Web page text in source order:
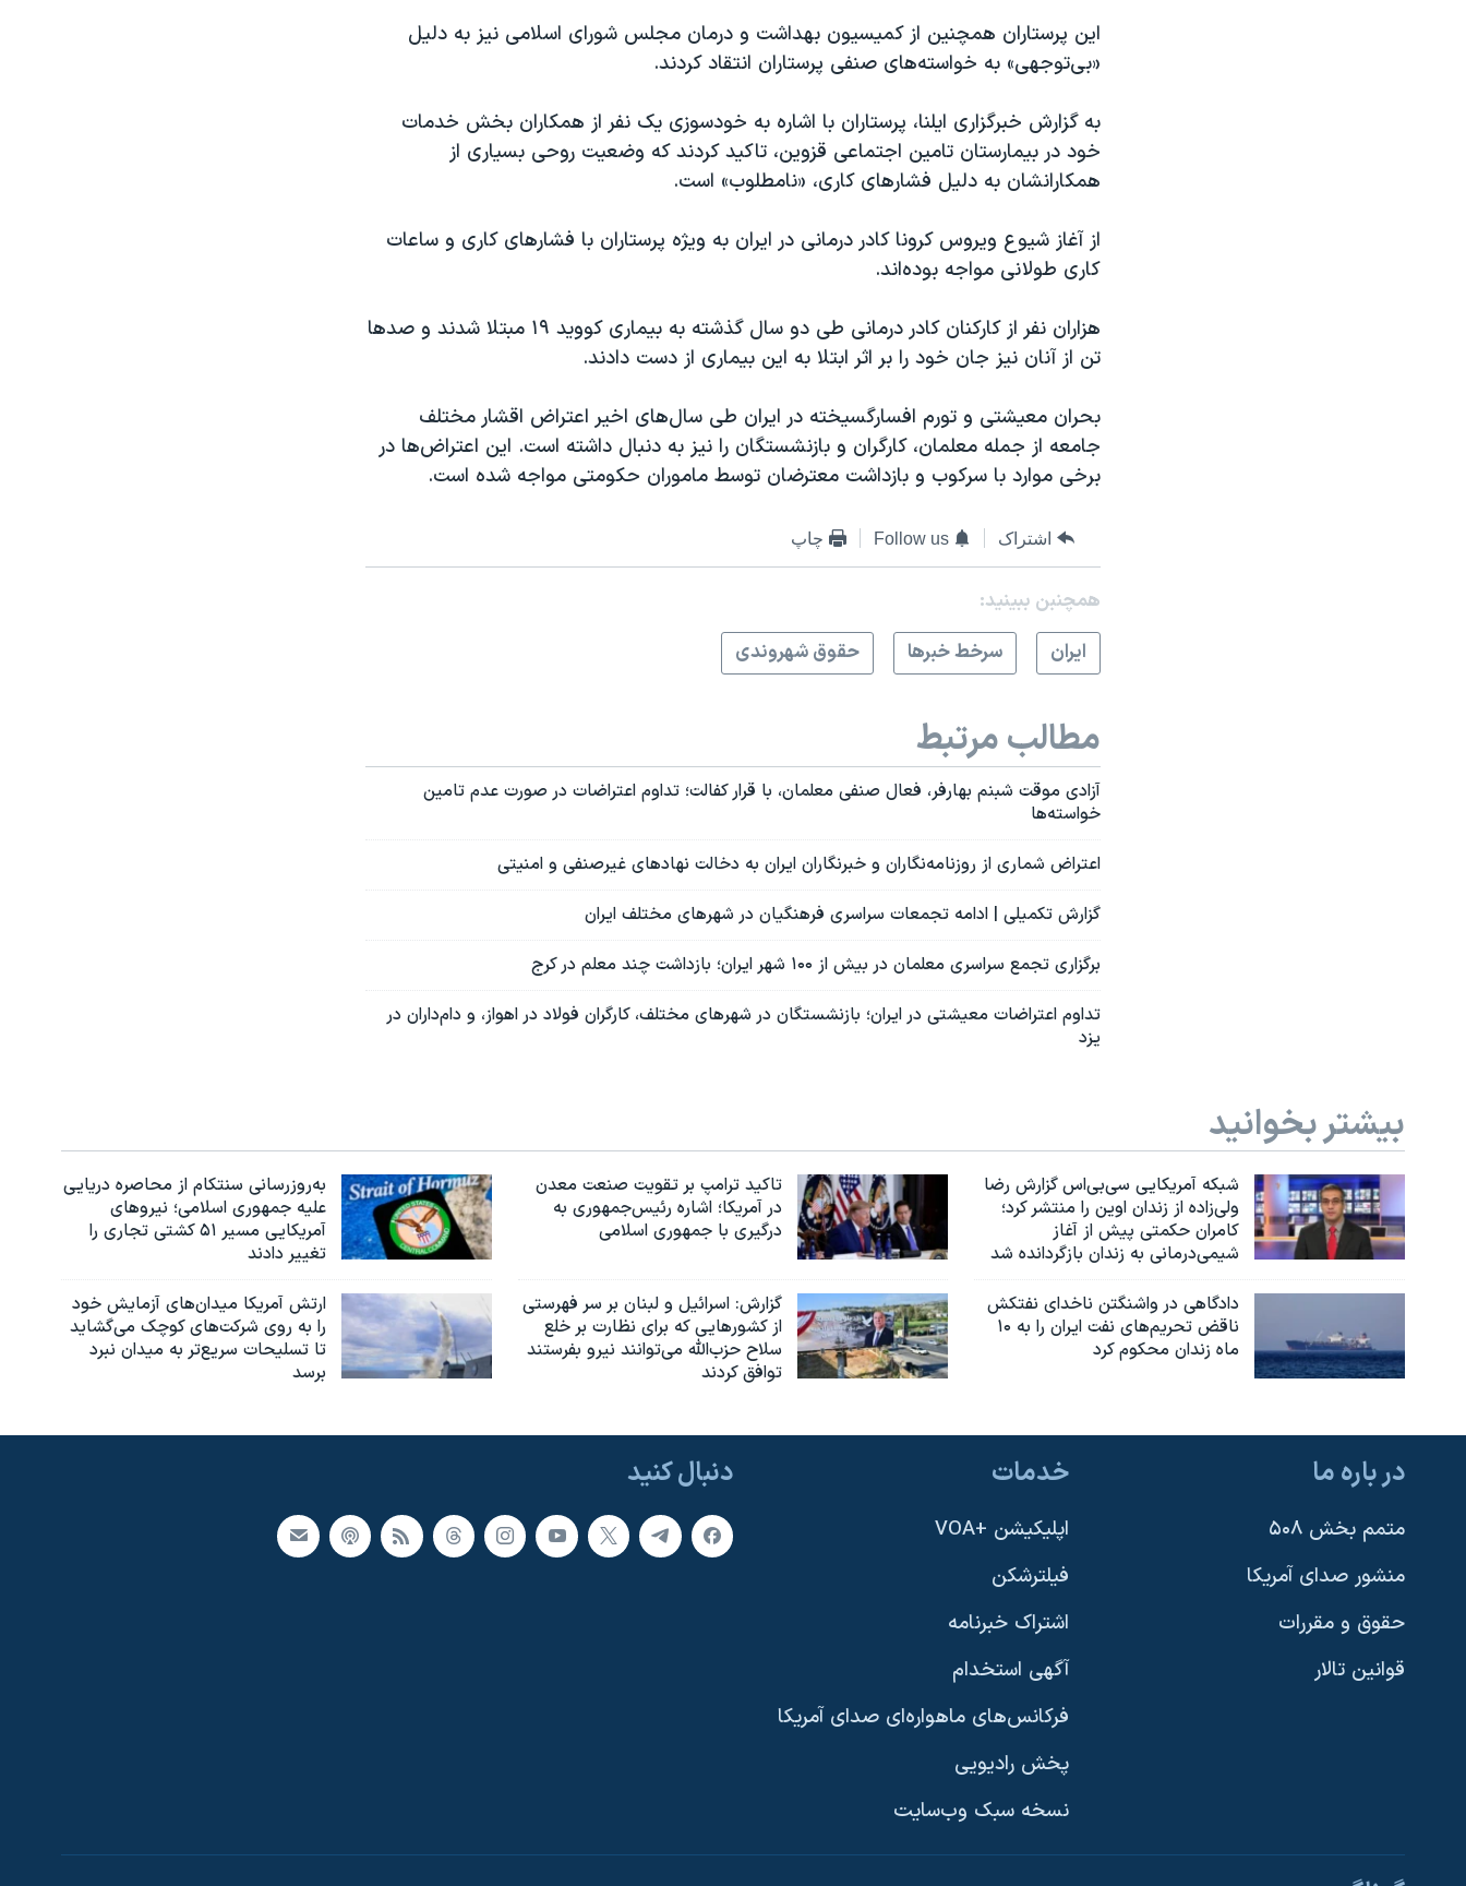
دنبال کنید
این پرستاران همچنین از کمیسیون بهداشت و درمان مجلس شورای اسلامی نیز به دلیل
«بی‌توجهی» به خواسته‌های صنفی پرستاران انتقاد کردند.
به گزارش خبرگزاری ایلنا، پرستاران با اشاره به خودسوزی یک نفر از همکاران بخش خدمات
خود در بیمارستان تامین اجتماعی قزوین، تاکید کردند که وضعیت روحی بسیاری از
همکارانشان به دلیل فشارهای کاری، «نامطلوب» است.
از آغاز شیوع ویروس کرونا کادر درمانی در ایران به ویژه پرستاران با فشارهای کاری و ساعات
کاری طولانی مواجه بوده‌اند.
هزاران نفر از کارکنان کادر درمانی طی دو سال گذشته به بیماری کووید ۱۹ مبتلا شدند و صدها
تن از آنان نیز جان خود را بر اثر ابتلا به این بیماری از دست دادند.
بحران معیشتی و تورم افسارگسیخته در ایران طی سال‌های اخیر اعتراض اقشار مختلف
جامعه از جمله معلمان، کارگران و بازنشستگان را نیز به دنبال داشته است. این اعتراض‌ها در
برخی موارد با سرکوب و بازداشت معترضان توسط ماموران حکومتی مواجه شده است.
اشتراک Follow us چاپ
همچنبن ببینید:
ايران
سرخط خبرها حقوق شهروندی
مطالب مرتبط
آزادی موقت شبنم بهارفر، فعال صنفی معلمان، با قرار کفالت؛ تداوم اعتراضات در صورت عدم تامین
خواسته‌ها
اعتراض شماری از روزنامه‌نگاران و خبرنگاران ایران به دخالت نهاد‌های غیرصنفی و امنیتی
گزارش تکمیلی | ادامه تجمعات سراسری فرهنگیان در شهرهای مختلف ایران
برگزاری تجمع سراسری معلمان در بیش از ۱۰۰ شهر ایران؛ بازداشت چند معلم در کرج
تداوم اعتراضات معیشتی در ایران؛ بازنشستگان در شهرهای مختلف، کارگران فولاد در اهواز، و دام‌داران در
یزد
بیشتر بخوانید
شبکه آمریکایی سی‌بی‌‌اس گزارش رضا
ولی‌زاده از زندان اوین را منتشر کرد؛
کامران حکمتی پیش از آغاز
شیمی‌درمانی به زندان بازگردانده شد
تاکید ترامپ بر تقویت صنعت معدن
در آمریکا؛ اشاره رئیس‌جمهوری به
درگیری با جمهوری اسلامی
به‌روزرسانی سنتکام از محاصره دریایی
علیه جمهوری اسلامی؛ نیروهای
آمریکایی مسیر ۵۱ کشتی تجاری را
تغییر دادند
دادگاهی در واشنگتن ناخدای نفتکش
ناقض تحریم‌های نفت ایران را به ۱۰
ماه زندان محکوم کرد
گزارش‌: اسرائيل و لبنان بر سر فهرستی
از کشورهایی که برای نظارت بر خلع
سلاح حزب‌الله می‌توانند نیرو بفرستند
توافق کردند
ارتش آمریکا میدان‌های آزمایش خود
را به روی شرکت‌های کوچک می‌گشاید
تا تسلیحات سریع‌تر به میدان نبرد
برسد
دنبال کنید در باره ما
متمم بخش ۵۰۸
منشور صدای آمریکا
حقوق و مقررات
قوانین تالار
خدمات
اپلیکیشن +VOA
فیلترشکن
اشتراک خبرنامه
آگهی استخدام
فرکانس‌های ماهواره‌ای صدای آمریکا
پخش رادیویی
نسخه سبک وب‌سایت